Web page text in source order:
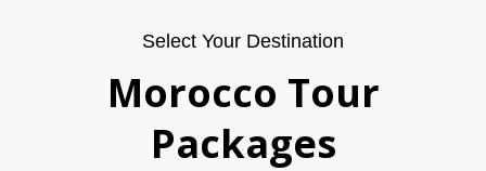
Select Your Destination
Morocco Tour
Packages